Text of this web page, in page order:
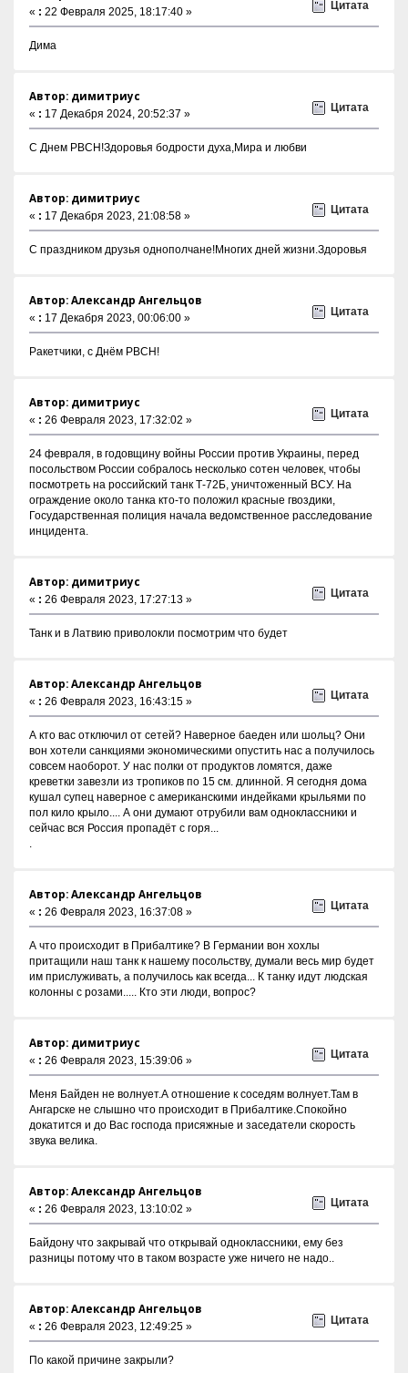
« : 22 Февраля 2025, 18:17:40 »
Цитата
Дима
Автор: димитриус
« : 17 Декабря 2024, 20:52:37 »
Цитата
С Днем РВСН!Здоровья бодрости духа,Мира и любви
Автор: димитриус
« : 17 Декабря 2023, 21:08:58 »
Цитата
С праздником друзья однополчане!Многих дней жизни.Здоровья
Автор: Александр Ангельцов
« : 17 Декабря 2023, 00:06:00 »
Цитата
Ракетчики, с Днём РВСН!
Автор: димитриус
« : 26 Февраля 2023, 17:32:02 »
Цитата
24 февраля, в годовщину войны России против Украины, перед
посольством России собралось несколько сотен человек, чтобы
посмотреть на российский танк Т-72Б, уничтоженный ВСУ. На
ограждениe около танка кто-то положил красные гвоздики,
Государственная полиция начала ведомственное расследование
инцидента.
Автор: димитриус
« : 26 Февраля 2023, 17:27:13 »
Цитата
Танк и в Латвию приволокли посмотрим что будет
Автор: Александр Ангельцов
« : 26 Февраля 2023, 16:43:15 »
Цитата
А кто вас отключил от сетей? Наверное баеден или шольц? Они
вон хотели санкциями экономическими опустить нас а получилось
совсем наоборот. У нас полки от продуктов ломятся, даже
креветки завезли из тропиков по 15 см. длинной. Я сегодня дома
кушал супец наверное с американскими индейками крыльями по
пол кило крыло.... А они думают отрубили вам одноклассники и
сейчас вся Россия пропадёт с горя...
.
Автор: Александр Ангельцов
« : 26 Февраля 2023, 16:37:08 »
Цитата
А что происходит в Прибалтике? В Германии вон хохлы
притащили наш танк к нашему посольству, думали весь мир будет
им прислуживать, а получилось как всегда... К танку идут людская
колонны с розами..... Кто эти люди, вопрос?
Автор: димитриус
« : 26 Февраля 2023, 15:39:06 »
Цитата
Меня Байден не волнует.А отношение к соседям волнует.Там в
Ангарске не слышно что происходит в Прибалтике.Спокойно
докатится и до Вас господа присяжные и заседатели скорость
звука велика.
Автор: Александр Ангельцов
« : 26 Февраля 2023, 13:10:02 »
Цитата
Байдону что закрывай что открывай одноклассники, ему без
разницы потому что в таком возрасте уже ничего не надо..
Автор: Александр Ангельцов
« : 26 Февраля 2023, 12:49:25 »
Цитата
По какой причине закрыли?